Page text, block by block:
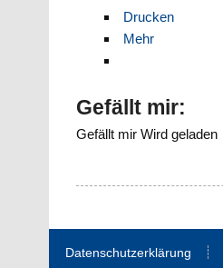
Drucken
Mehr
Gefällt mir:
Gefällt mir Wird
Datenschutzerklärung